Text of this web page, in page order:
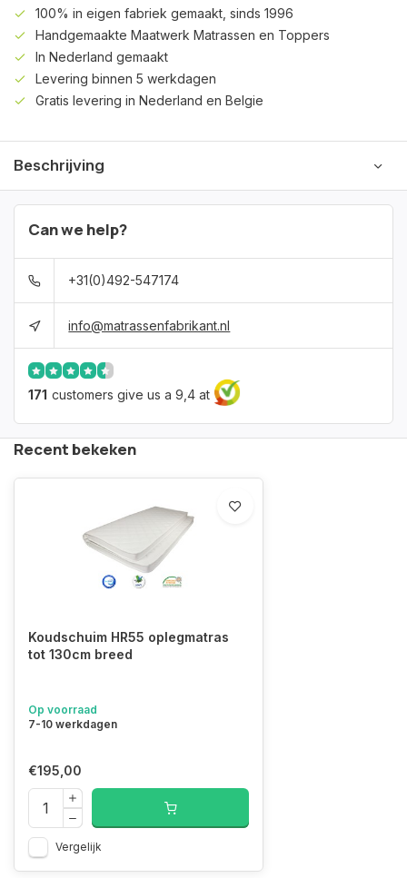
100% in eigen fabriek gemaakt, sinds 1996
Handgemaakte Maatwerk Matrassen en Toppers
In Nederland gemaakt
Levering binnen 5 werkdagen
Gratis levering in Nederland en Belgie
Beschrijving
Can we help?
+31(0)492-547174
info@matrassenfabrikant.nl
171 customers give us a 9,4 at
Recent bekeken
Koudschuim HR55 oplegmatras
tot 130cm breed
Op voorraad
7-10 werkdagen
€195,00
Vergelijk